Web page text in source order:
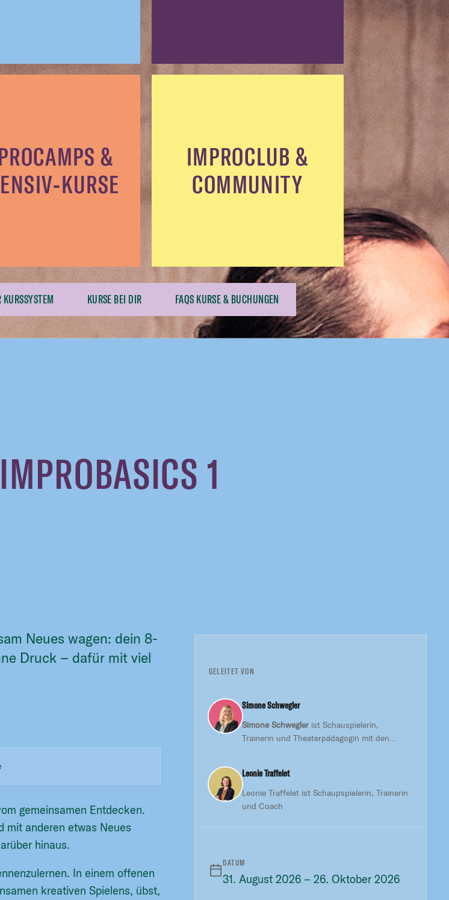
&
KURSE
IMPROCLUB &
COMMUNITY
KURSSYSTEM KURSE BEI DIR FAQS KURSE & BUCHUNGEN
1
Neues wagen: dein 8-
Druck – dafür mit viel
gemeinsamen Entdecken.
mit anderen etwas Neues
hinaus.
In einem offenen
kreativen Spielens, übst,
GELEITET VON
Simone Schwegler
Simone Schweglerist Schauspielerin,
Trainerin und Theaterpädagogin mit den
Leonie Traffelet
Leonie Traffelet ist Schaupspielerin, Trainerin
und Coach
DATUM
31. August 2026 – 26. Oktober 2026